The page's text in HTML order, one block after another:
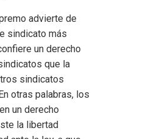
advierte de
sindicato más
un derecho
que la
sindicatos
otras palabras, los
un derecho
la libertad